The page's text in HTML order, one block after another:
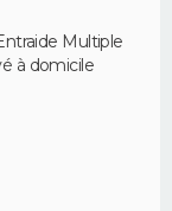
Multiple
à domicile